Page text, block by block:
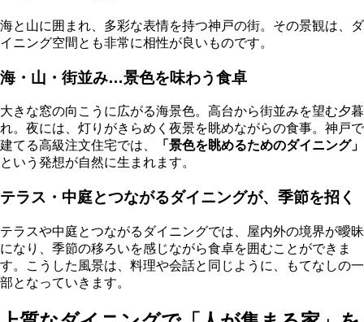
海と山に囲まれ、多彩な表情を持つ神戸の街。その景観は、ダ
イニング空間とも非常に相性が良いものです。
海・山・街並み…景色を味わう食卓
大きな窓の向こうに広がる海景色。高台から街並みを望む夕暮
れ。夜には、灯りがきらめく夜景を眺めながらの食事。神戸で
建てる高級注文住宅では、
「景色を眺めるためのダイニング」
という発想が自然に生まれます。
テラス・中庭とつながるダイニングが、季節を招く
テラスや中庭とつながるダイニングでは、屋内外の境界が曖昧
になり、季節の移ろいを感じながら食卓を囲むことができま
す。こうした風景は、料理や会話と同じように、もてなしの一
部となっていきます。